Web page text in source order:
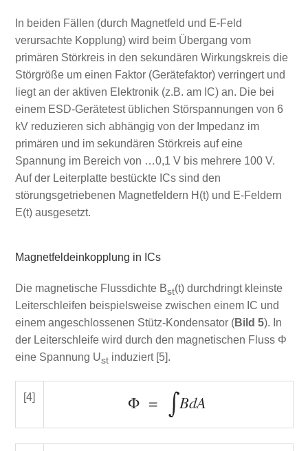
In beiden Fällen (durch Magnetfeld und E-Feld
verursachte Kopplung) wird beim Übergang vom
primären Störkreis in den sekundären Wirkungskreis die
Störgröße um einen Faktor (Gerätefaktor) verringert und
liegt an der aktiven Elektronik (z.B. am IC) an. Die bei
einem ESD-Gerätetest üblichen Störspannungen von 6
kV reduzieren sich abhängig von der Impedanz im
primären und im sekundären Störkreis auf eine
Spannung im Bereich von …0,1 V bis mehrere 100 V.
Auf der Leiterplatte bestückte ICs sind den
störungsgetriebenen Magnetfeldern H(t) und E-Feldern
E(t) ausgesetzt.
Magnetfeldeinkopplung in ICs
Die magnetische Flussdichte Bst(t) durchdringt kleinste
Leiterschleifen beispielsweise zwischen einem IC und
einem angeschlossenen Stütz-Kondensator (Bild 5). In
der Leiterschleife wird durch den magnetischen Fluss Φ
eine Spannung Ustinduziert [5].
[4]